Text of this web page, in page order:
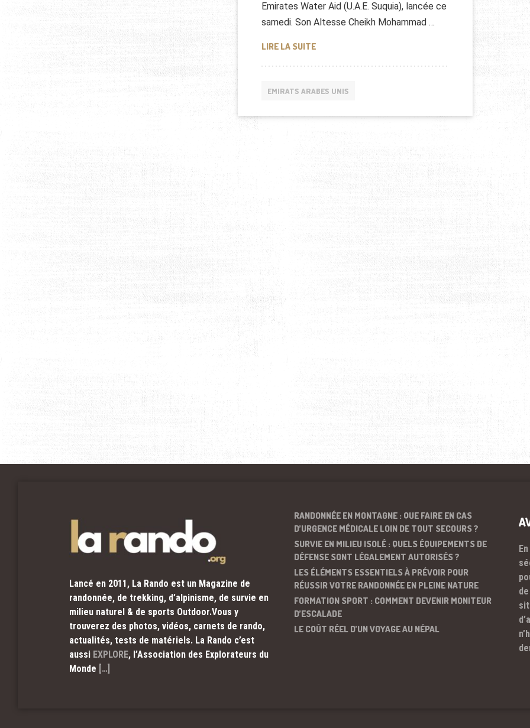
Emirates Water Aid (U.A.E. Suquia), lancée ce
samedi. Son Altesse Cheikh Mohammad …
LIRE LA SUITECAMPAGNE HUMANITAIRE DES EMIRATS SUR L’EAU
EMIRATS ARABES UNIS
Lancé en 2011, La Rando est un Magazine de
randonnée, de trekking, d’alpinisme, de survie en
milieu naturel & de sports Outdoor.Vous y
trouverez des photos, vidéos, carnets de rando,
actualités, tests de matériels. La Rando c’est
aussi EXPLORE, l’Association des Explorateurs du
Monde […]
RANDONNÉE EN MONTAGNE : QUE FAIRE EN CAS
D’URGENCE MÉDICALE LOIN DE TOUT SECOURS ?
SURVIE EN MILIEU ISOLÉ : QUELS ÉQUIPEMENTS DE
DÉFENSE SONT LÉGALEMENT AUTORISÉS ?
LES ÉLÉMENTS ESSENTIELS À PRÉVOIR POUR
RÉUSSIR VOTRE RANDONNÉE EN PLEINE NATURE
FORMATION SPORT : COMMENT DEVENIR MONITEUR
D’ESCALADE
LE COÛT RÉEL D’UN VOYAGE AU NÉPAL